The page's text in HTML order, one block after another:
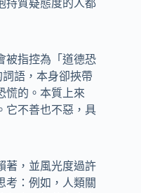
持質疑態度的人都
被指控為「道德恐
語，本身卻挾帶
慌的。本質上來
它不善也不惡，具
著，並風光度過許
考：例如，人類關